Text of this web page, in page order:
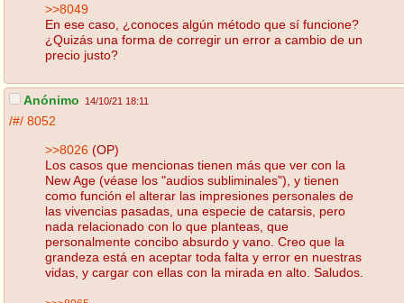
>>8049
En ese caso, ¿conoces algún método que sí funcione?
¿Quizás una forma de corregir un error a cambio de un
precio justo?
Anónimo 14/10/21 18:11
/#/ 8052
>>8026 (OP)
Los casos que mencionas tienen más que ver con la
New Age (véase los "audios subliminales"), y tienen
como función el alterar las impresiones personales de
las vivencias pasadas, una especie de catarsis, pero
nada relacionado con lo que planteas, que
personalmente concibo absurdo y vano. Creo que la
grandeza está en aceptar toda falta y error en nuestras
vidas, y cargar con ellas con la mirada en alto. Saludos.